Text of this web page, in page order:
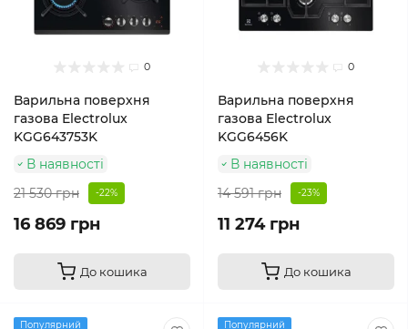
0
Варильна поверхня
газова Electrolux
KGG643753K
В наявності
21 530 грн
-22%
16 869 грн
До кошика
0
Варильна поверхня
газова Electrolux
KGG6456K
В наявності
14 591 грн
-23%
11 274 грн
До кошика
Популярний
Популярний